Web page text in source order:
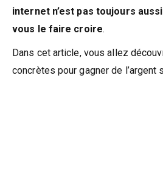
internet n’est pas toujours
vous le faire croire.
Dans cet article, vous allez
concrètes pour gagner de l’argent